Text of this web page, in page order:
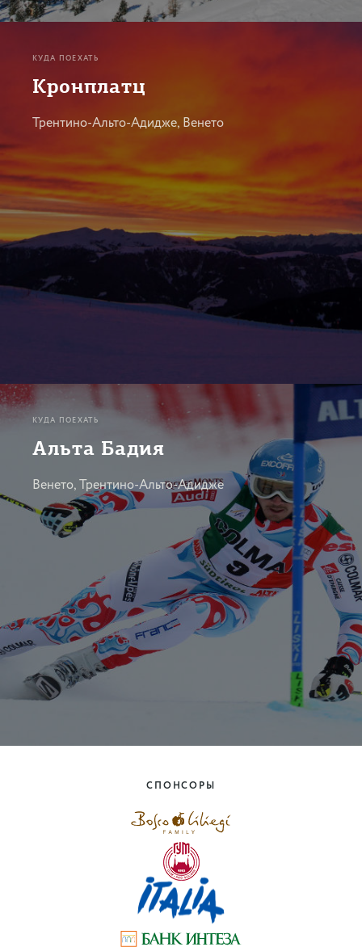
КУДА ПОЕХАТЬ
Кронплатц
Трентино-Альто-Адидже, Венето
КУДА ПОЕХАТЬ
Альта Бадия
Венето, Трентино-Альто-Адидже
СПОНСОРЫ